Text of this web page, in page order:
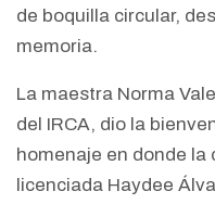
de boquilla circular,
memoria.
La maestra Norma
del IRCA, dio la
homenaje en donde la
licenciada Haydee